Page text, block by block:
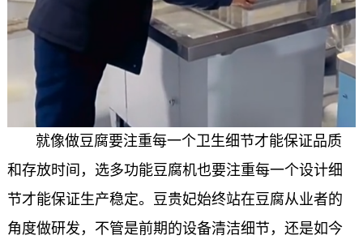
就像做豆腐要注重每一个卫生细节才能保证品质
和存放时间，选多功能豆腐机也要注重每一个设计细
节才能保证生产稳定。豆贵妃始终站在豆腐从业者的
角度做研发，不管是前期的设备清洁细节，还是如今